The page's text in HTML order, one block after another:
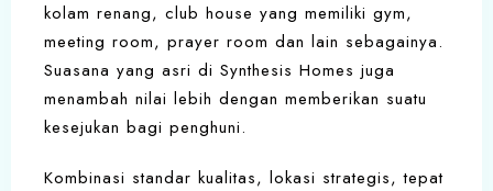
kolam renang, club house yang memiliki gym,
meeting room, prayer room dan lain sebagainya.
Suasana yang asri di Synthesis Homes juga
menambah nilai lebih dengan memberikan suatu
kesejukan bagi penghuni.
Kombinasi standar kualitas, lokasi strategis, tepat